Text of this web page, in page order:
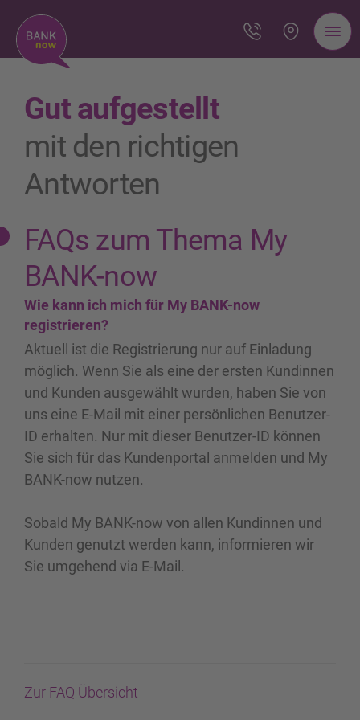
Gut aufgestellt
mit den richtigen
Antworten
FAQs zum Thema My
BANK-now
Wie kann ich mich für My BANK-now
registrieren?
Aktuell ist die Registrierung nur auf Einladung
möglich. Wenn Sie als eine der ersten Kundinnen
und Kunden ausgewählt wurden, haben Sie von
uns eine E-Mail mit einer persönlichen Benutzer-
ID erhalten. Nur mit dieser Benutzer-ID können
Sie sich für das Kundenportal anmelden und My
BANK-now nutzen.
Sobald My BANK-now von allen Kundinnen und
Kunden genutzt werden kann, informieren wir
Sie umgehend via E-Mail.
Zur FAQ Übersicht